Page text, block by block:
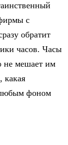
с
обратит
часов. Часы
не мешает им
любым фоном